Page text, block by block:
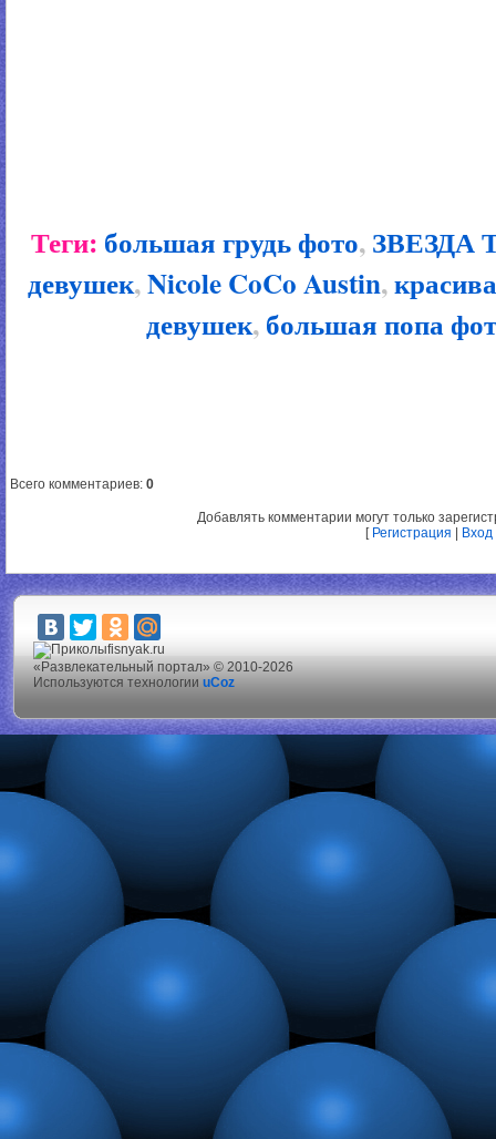
Теги: большая грудь фото,ЗВЕЗДА
девушек,Nicole CoCo Austin,
девушек,большая попа
Всего комментариев: 0
Добавлять комментарии могут только
[ Регистрация Вход
fisnyak.ru
«Развлекательный портал» © 2010-2026
Используются технологии uCoz